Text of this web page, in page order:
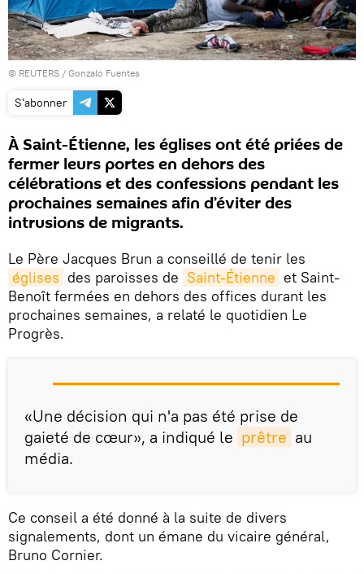
© REUTERS / Gonzalo Fuentes
S'abonner
À Saint-Étienne, les églises ont été priées de
fermer leurs portes en dehors des
célébrations et des confessions pendant les
prochaines semaines afin d’éviter des
intrusions de migrants.
Le Père Jacques Brun a conseillé de tenir les
églises des paroisses de Saint-Étienne et Saint-
Benoît fermées en dehors des offices durant les
prochaines semaines, a relaté le quotidien Le
Progrès.
«Une décision qui n'a pas été prise de
gaieté de cœur», a indiqué le prêtre au
média.
Ce conseil a été donné à la suite de divers
signalements, dont un émane du vicaire général,
Bruno Cornier.